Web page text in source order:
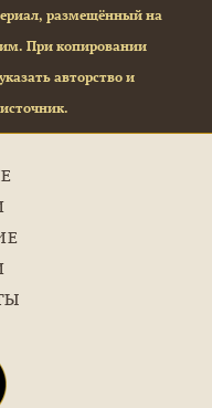
размещённый на
При копировании
авторство и